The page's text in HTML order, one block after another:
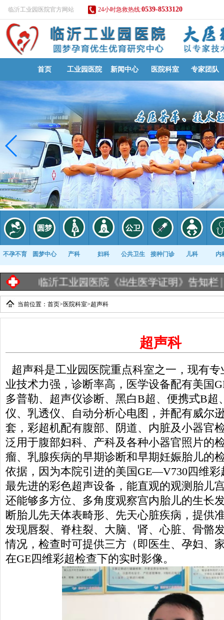
临沂工业园医院官方网站 24小时急救热线:0539-8533120
首页 工业园医院 新闻中心 医院科室 专家团队
不孕不育 圆梦中心 产科 妇科 公共卫生 接种门诊 儿科 内
康复科
临沂工业园医院《出生医学证明》告知栏 |临沂工
当前位置： 首页> 医院科室>超声科
超声科
超声科是工业园医院重点科室之一，现有
业技术力强，诊断率高，医学设备配有美国
多普勒、超声仪诊断、黑白B超、便携式B超
仪、乳透仪、自动分析心电图，并配有威尔
套，彩超机配有腹部、阴道、内脏及小器官
泛用于腹部妇科、产科及各种小器官照片的
瘤、乳腺疾病的早期诊断和早期妊娠胎儿的
依据，因为本院引进的美国GE—V730四维彩
最先进的彩色超声设备，能直观的观测胎儿
还能够多方位、多角度观察宫内胎儿的生长
断胎儿先天体表畸形、先天心脏疾病，提供
发现唇裂、脊柱裂、大脑、肾、心脏、骨骼
情况，检查时可提供三方（即医生、孕妇、
在GE四维彩超检查下的实时影像。